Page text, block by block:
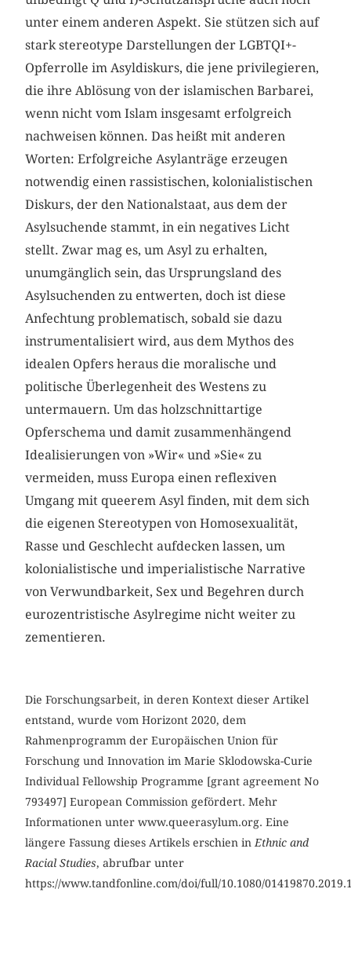
unter einem anderen Aspekt. Sie stützen sich auf
stark stereotype Darstellungen der LGBTQI+-
Opferrolle im Asyldiskurs, die jene privilegieren,
die ihre Ablösung von der islamischen Barbarei,
wenn nicht vom Islam insgesamt erfolgreich
nachweisen können. Das heißt mit anderen
Worten: Erfolgreiche Asylanträge erzeugen
notwendig einen rassistischen, kolonialistischen
Diskurs, der den Nationalstaat, aus dem der
Asylsuchende stammt, in ein negatives Licht
stellt. Zwar mag es, um Asyl zu erhalten,
unumgänglich sein, das Ursprungsland des
Asylsuchenden zu entwerten, doch ist diese
Anfechtung problematisch, sobald sie dazu
instrumentalisiert wird, aus dem Mythos des
idealen Opfers heraus die moralische und
politische Überlegenheit des Westens zu
untermauern. Um das holzschnittartige
Opferschema und damit zusammenhängend
Idealisierungen von »Wir« und »Sie« zu
vermeiden, muss Europa einen reflexiven
Umgang mit queerem Asyl finden, mit dem sich
die eigenen Stereotypen von Homosexualität,
Rasse und Geschlecht aufdecken lassen, um
kolonialistische und imperialistische Narrative
von Verwundbarkeit, Sex und Begehren durch
eurozentristische Asylregime nicht weiter zu
zementieren.
Die Forschungsarbeit, in deren Kontext dieser Artikel
entstand, wurde vom Horizont 2020, dem
Rahmenprogramm der Europäischen Union für
Forschung und Innovation im Marie Sklodowska-Curie
Individual Fellowship Programme [grant agreement No
793497] European Commission gefördert. Mehr
Informationen unter www.queerasylum.org. Eine
längere Fassung dieses Artikels erschien inEthnic and
Racial Studies, abrufbar unter
https://www.tandfonline.com/doi/full/10.1080/